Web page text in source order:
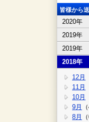
皆様から
2020年
2019年
2019年
2018年
12月
11月
10月
9月
8月